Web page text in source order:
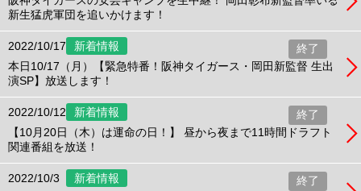
新生猛虎軍団を追いかけます！
2022/10/17 新着情報
終了
本日10/17（月）【緊急特番！阪神タイガース・岡田新監督 生出
演SP】放送します！
2022/10/12 新着情報
終了
【10月20日（木）は運命の日！】 昼から夜まで11時間ドラフト
関連番組を放送！
2022/10/3 新着情報
終了